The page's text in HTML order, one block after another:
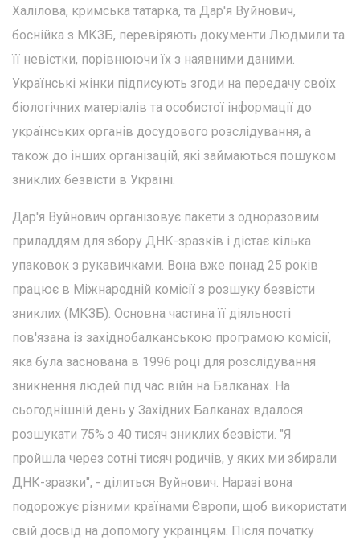
Халілова, кримська татарка, та Дар'я Вуйнович,
боснійка з МКЗБ, перевіряють документи Людмили та
її невістки, порівнюючи їх з наявними даними.
Українські жінки підписують згоди на передачу своїх
біологічних матеріалів та особистої інформації до
українських органів досудового розслідування, а
також до інших організацій, які займаються пошуком
зниклих безвісти в Україні.
Дар'я Вуйнович організовує пакети з одноразовим
приладдям для збору ДНК-зразків і дістає кілька
упаковок з рукавичками. Вона вже понад 25 років
працює в Міжнародній комісії з розшуку безвісти
зниклих (МКЗБ). Основна частина її діяльності
пов'язана із західнобалканською програмою комісії,
яка була заснована в 1996 році для розслідування
зникнення людей під час війн на Балканах. На
сьогоднішній день у Західних Балканах вдалося
розшукати 75% з 40 тисяч зниклих безвісти. "Я
пройшла через сотні тисяч родичів, у яких ми збирали
ДНК-зразки", - ділиться Вуйнович. Наразі вона
подорожує різними країнами Європи, щоб використати
свій досвід на допомогу українцям. Після початку